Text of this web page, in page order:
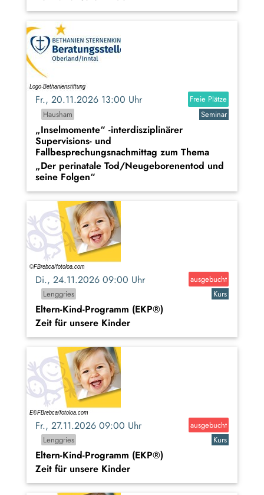
Fr., 20.11.2026 13:00 Uhr
Freie Plätze
Hausham
Seminar
„Inselmomente“ -interdisziplinärer
Supervisions- und
Fallbesprechungsnachmittag zum Thema
„Der perinatale Tod/Neugeborenentod und
seine Folgen“
Di., 24.11.2026 09:00 Uhr
ausgebucht
Lenggries
Kurs
Eltern-Kind-Programm (EKP®)
Zeit für unsere Kinder
Fr., 27.11.2026 09:00 Uhr
ausgebucht
Lenggries
Kurs
Eltern-Kind-Programm (EKP®)
Zeit für unsere Kinder